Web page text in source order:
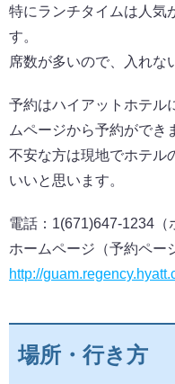
特にランチタイムは人気
す。
席数が多いので、入れな
予約はハイアットホテル
ムページから予約ができ
不安な方は現地でホテル
いいと思います。
電話：1(671)647-1234（
ホームページ（予約ペー
http://
場所・行き方